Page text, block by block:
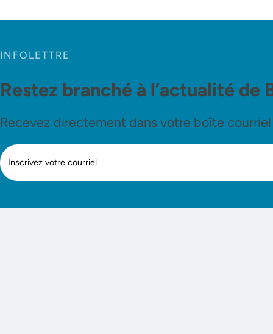
INFOLETTRE
Restez branché à l’actualité de
Recevez directement dans votre boîte